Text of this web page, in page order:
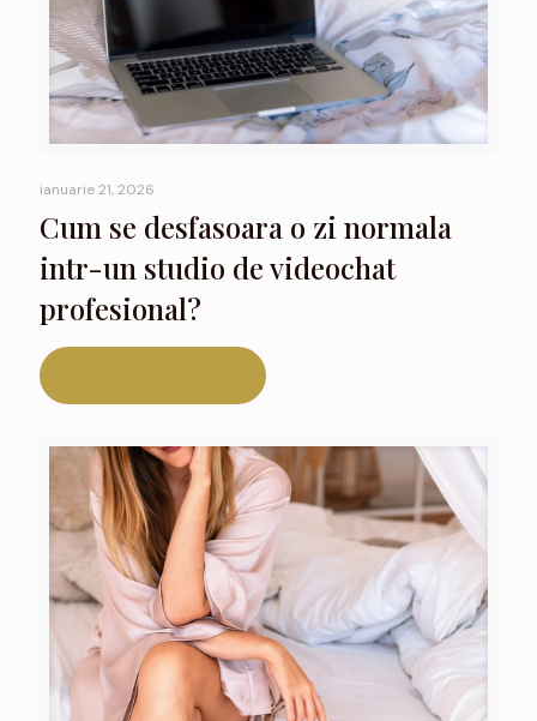
ianuarie 21, 2026
Cum se desfasoara o zi normala
intr-un studio de videochat
profesional?